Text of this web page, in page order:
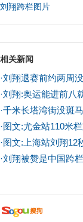
刘翔跨栏图片
相关新闻
·刘翔退赛前约两周
·刘翔:奥运能进前八
·千米长塔湾街没斑
·图文:尤金站110米
·图文:上海站刘翔12
·刘翔被赞是中国跨